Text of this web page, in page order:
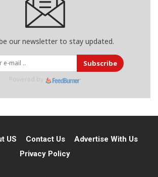
our newsletter to stay updated.
Subscribe
US Contact Us
Advertise With Us
Privacy Policy